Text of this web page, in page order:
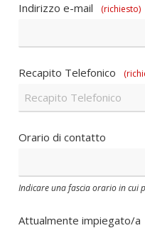
Indirizzo e-mail (richiesto)
Recapito Telefonico
Orario di contatto
Indicare una fascia orario in cui
Attualmente impiegato/a